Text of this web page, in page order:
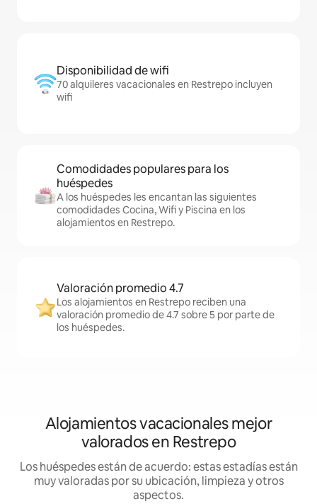
Disponibilidad de wifi
70 alquileres vacacionales en Restrepo incluyen
wifi
Comodidades populares para los
huéspedes
A los huéspedes les encantan las siguientes
comodidades Cocina, Wifi y Piscina en los
alojamientos en Restrepo.
Valoración promedio 4.7
Los alojamientos en Restrepo reciben una
valoración promedio de 4.7 sobre 5 por parte de
los huéspedes.
Alojamientos vacacionales mejor
valorados en Restrepo
Los huéspedes están de acuerdo: estas estadías están
muy valoradas por su ubicación, limpieza y otros
aspectos.